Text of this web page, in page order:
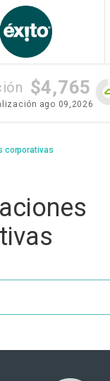
$4,765
ago 09,2026
corporativas